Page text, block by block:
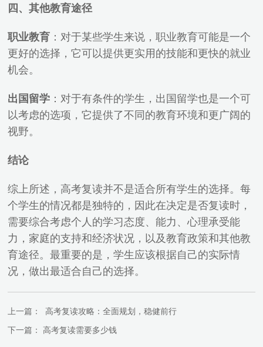
四、其他教育途径
职业教育 ：对于某些学生来说，职业教育可能是一个
更好的选择，它可以提供更实用的技能和更快的就业
机会。
出国留学 ：对于有条件的学生，出国留学也是一个可
以考虑的选项，它提供了不同的教育环境和更广阔的
视野。
结论
综上所述，高考复读并不是适合所有学生的选择。每
个学生的情况都是独特的，因此在决定是否复读时，
需要综合考虑个人的学习态度、能力、心理承受能
力，家庭的支持和经济状况，以及教育政策和其他教
育途径。最重要的是，学生应该根据自己的实际情
况，做出最适合自己的选择。
上一篇：
高考复读攻略：全面规划，稳健前行
下一篇：
高考复读需要多少钱